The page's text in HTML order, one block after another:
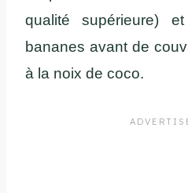
qualité supérieure)
bananes avant de
à la noix de coco.